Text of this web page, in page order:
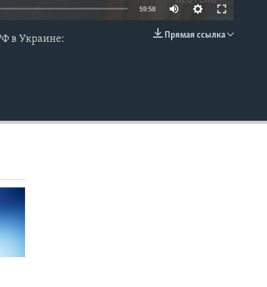
59:58
Прямая ссылка
в Украине: